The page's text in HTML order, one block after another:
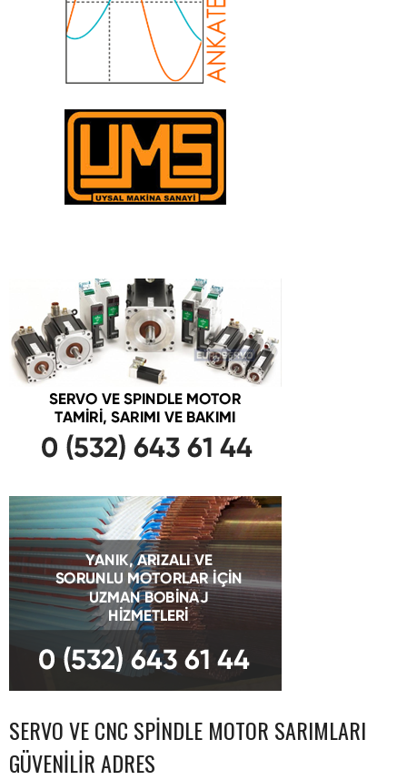
SERVO VE CNC SPINDLE MOTOR SARIMLARI
GÜVENILIR ADRES